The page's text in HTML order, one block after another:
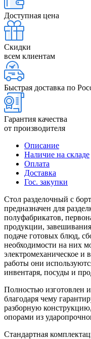
Доступная цена
Скидки
всем клиентам
Быстрая доставка по
Гарантия качества
от производителя
Описание
Наличие на складе
Оплата
Доставка
Гос. закупки
Стол разделочный с
предназначен для
полуфабрикатов,
продукции,
подаче готовых блюд,
необходимости на них
электромеханическое и
работы они
инвентаря, посуды и
Полностью изготовлен
благодаря чему
разборную
опорами из
Стандартная